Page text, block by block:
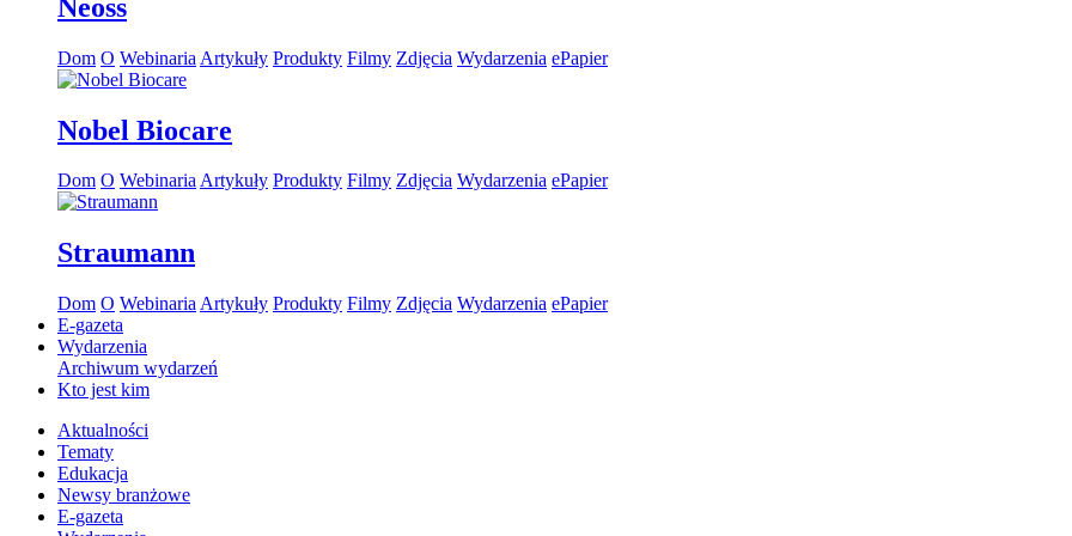
Neoss
Dom O Webinaria Artykuły Produkty Filmy Zdjęcia Wydarzenia ePapier
Nobel Biocare
Dom O WebinariaArtykuły Produkty Filmy Zdjęcia Wydarzenia ePapier
Straumann
Dom O Webinaria Artykuły Produkty Filmy Zdjęcia Wydarzenia ePapier
E-gazeta
Wydarzenia
Archiwum wydarzeń
Kto jest kim
Aktualności
Tematy
Edukacja
Newsy branżowe
E-gazeta